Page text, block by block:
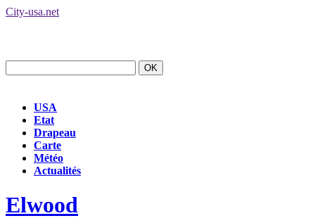
City-usa.net
USA
Etat
Drapeau
Carte
Météo
Actualités
Elwood